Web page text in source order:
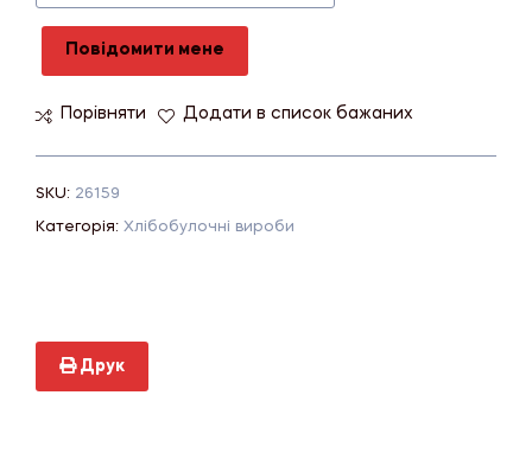
Повідомити мене
Порівняти Додати в список бажаних
SKU: 26159
Категорія: Хлібобулочні вироби
Друк